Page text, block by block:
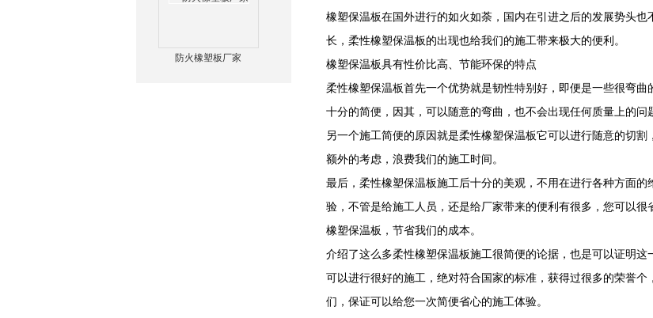
防火橡塑板厂家
橡塑保温板在国外进行的如火如荼，国内在引进之后的发展势头
长，柔性橡塑保温板的出现也给我们的施工带来极大的便利。
橡塑保温板具有性价比高、节能环保的特点
柔性橡塑保温板首先一个优势就是韧性特别好，即便是一些很弯
十分的简便，因其，可以随意的弯曲，也不会出现任何质量上的问
另一个施工简便的原因就是柔性橡塑保温板它可以进行随意的切
额外的考虑，浪费我们的施工时间。
最后，柔性橡塑保温板施工后十分的美观，不用在进行各种方面
验，不管是给施工人员，还是给厂家带来的便利有很多，您可以
橡塑保温板，节省我们的成本。
介绍了这么多柔性橡塑保温板施工很简便的论据，也是可以证明
可以进行很好的施工，绝对符合国家的标准，获得过很多的荣誉
们，保证可以给您一次简便省心的施工体验。